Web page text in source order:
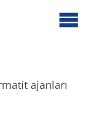
ajanları